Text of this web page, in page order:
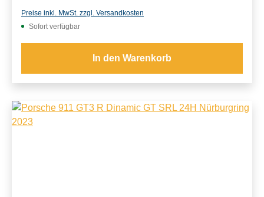
Preise inkl. MwSt. zzgl. Versandkosten
Sofort verfügbar
In den Warenkorb